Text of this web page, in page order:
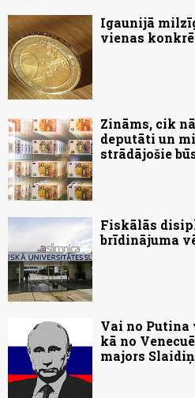
Igaunijā
vienas
Zināms, cik
deputāti un
strādājošie
Fiskālās
brīdinājuma
Vai no
kā no
majors